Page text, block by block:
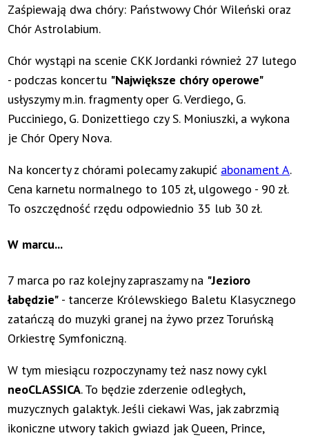
Zaśpiewają dwa chóry: Państwowy Chór Wileński oraz
Chór Astrolabium.
Chór wystąpi na scenie CKK Jordanki również 27 lutego
- podczas koncertu "Największe chóry operowe"
usłyszymy m.in. fragmenty oper G. Verdiego, G.
Pucciniego, G. Donizettiego czy S. Moniuszki, a wykona
je Chór Opery Nova.
Na koncerty z chórami polecamy zakupić abonament A.
Cena karnetu normalnego to 105 zł, ulgowego - 90 zł.
To oszczędność rzędu odpowiednio 35 lub 30 zł.
W marcu...
7 marca po raz kolejny zapraszamy na "Jezioro
łabędzie" - tancerze Królewskiego Baletu Klasycznego
zatańczą do muzyki granej na żywo przez Toruńską
Orkiestrę Symfoniczną.
W tym miesiącu rozpoczynamy też nasz nowy cykl
neoCLASSICA. To będzie zderzenie odległych,
muzycznych galaktyk. Jeśli ciekawi Was, jak zabrzmią
ikoniczne utwory takich gwiazd jak Queen, Prince,